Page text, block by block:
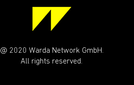
@ 2020 Warda Network GmbH.
All rights reserved.